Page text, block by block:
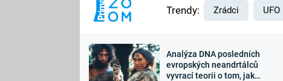
Výročí
Trendy: Zrádci UFO
Analýza DNA posledních
evropských neandrtálců
vyvrací teorii o tom, jak